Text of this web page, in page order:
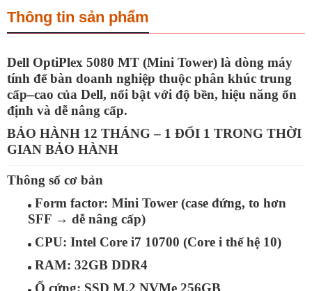
Thông tin sản phẩm
Dell OptiPlex 5080 MT (Mini Tower) là dòng máy
tính để bàn doanh nghiệp thuộc phân khúc trung
cấp–cao của Dell, nổi bật với độ bền, hiệu năng ổn
định và dễ nâng cấp.
BẢO HÀNH 12 THÁNG – 1 ĐỔI 1 TRONG THỜI
GIAN BẢO HÀNH
Thông số cơ bản
Form factor: Mini Tower (case đứng, to hơn
SFF → dễ nâng cấp)
CPU: Intel Core i7 10700 (Core i thế hệ 10)
RAM: 32GB DDR4
Ổ cứng: SSD M.2 NVMe 256GB